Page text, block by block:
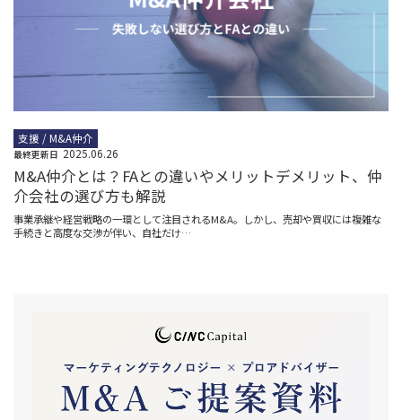
支援 / M&A仲介
最終更新日 2025.06.26
M&A仲介とは？FAとの違いやメリットデメリット、仲
介会社の選び方も解説
事業承継や経営戦略の一環として注目されるM&A。しかし、売却や買収には複雑な
手続きと高度な交渉が伴い、自社だけ…